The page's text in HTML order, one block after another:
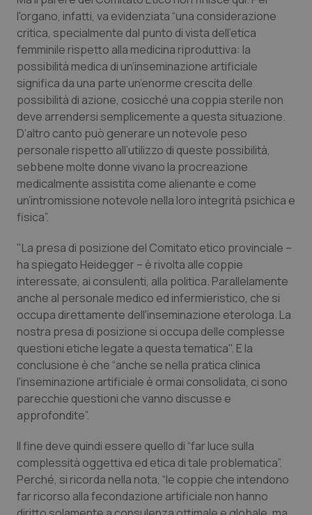
Puglia
Sardegna
Sicilia
Toscana
Umbria
Valle D’Aosta
Veneto
Malattie rare
Malattia di Crohn & Rettocolite Ulcerosa
Neuroscienze & patologie neurodegenerative
Obesità
Oftalmologia
Oncodermatologia
Oncoematologia
Oncologia & Nutrizione
Psoriasi & pelle
Quotidiano Cardiologia
Quotidiano Chirurgia
Quotidiano Oncologia
Quotidiano Pediatria
Rene & patologie urogenitali
l'organo, infatti, va evidenziata “una considerazione
critica, specialmente dal punto di vista dell’etica
femminile rispetto alla medicina riproduttiva: la
possibilità medica di un’inseminazione artificiale
significa da una parte un’enorme crescita delle
possibilità di azione, cosicché una coppia sterile non
deve arrendersi semplicemente a questa situazione.
D’altro canto può generare un notevole peso
personale rispetto all’utilizzo di queste possibilità,
sebbene molte donne vivano la procreazione
medicalmente assistita come alienante e come
un’intromissione notevole nella loro integrità psichica e
fisica”.
"La presa di posizione del Comitato etico provinciale –
ha spiegato Heidegger – è rivolta alle coppie
interessate, ai consulenti, alla politica. Parallelamente
anche al personale medico ed infermieristico, che si
occupa direttamente dell'inseminazione eterologa. La
nostra presa di posizione si occupa delle complesse
questioni etiche legate a questa tematica". E la
conclusione è che “anche se nella pratica clinica
l'inseminazione artificiale è ormai consolidata, ci sono
parecchie questioni che vanno discusse e
approfondite”.
Il fine deve quindi essere quello di “far luce sulla
complessità oggettiva ed etica di tale problematica”.
Perché, si ricorda nella nota, “le coppie che intendono
far ricorso alla fecondazione artificiale non hanno